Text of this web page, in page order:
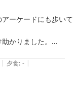
ーケードにも歩いて
かりました。
。
| 夕食: - |